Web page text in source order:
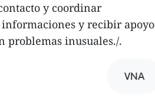
y coordinar
y recibir apoyo
problemas inusuales./.
VNA